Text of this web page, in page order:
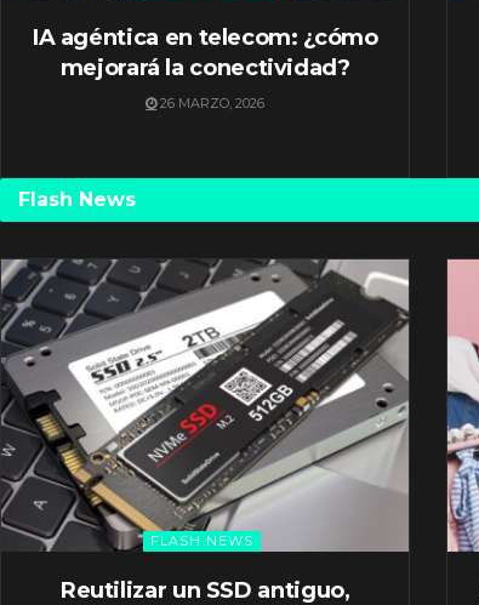
IA agéntica en telecom: ¿cómo
mejorará la conectividad?
26 MARZO, 2026
Flash News
FLASH NEWS
Reutilizar un SSD antiguo,